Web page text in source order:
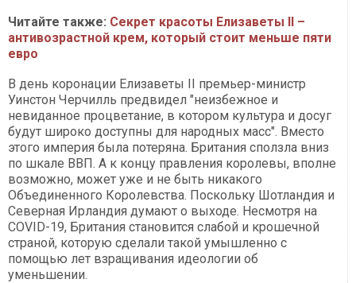
Читайте также: Секрет красоты Елизаветы II –
антивозрастной крем, который стоит меньше пяти
евро
В день коронации Елизаветы II премьер-министр
Уинстон Черчилль предвидел "неизбежное и
невиданное процветание, в котором культура и досуг
будут широко доступны для народных масс". Вместо
этого империя была потеряна. Британия сползла вниз
по шкале ВВП. А к концу правления королевы, вполне
возможно, может уже и не быть никакого
Объединенного Королевства. Поскольку Шотландия и
Северная Ирландия думают о выходе. Несмотря на
COVID-19, Британия становится слабой и крошечной
страной, которую сделали такой умышленно с
помощью лет взращивания идеологии об
уменьшении.